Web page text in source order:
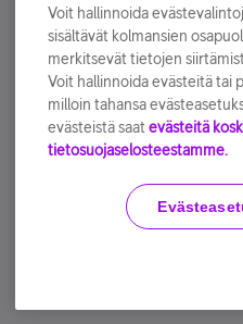
Tilaa nyt
Käyttöehdot
Voit hallinnoida
sisältävät kolmansien
merkitsevät tietojen
Voit hallinnoida evästeitä tai
milloin tahansa
evästeistä saat evästeitä
tietosuojaselosteestamme.